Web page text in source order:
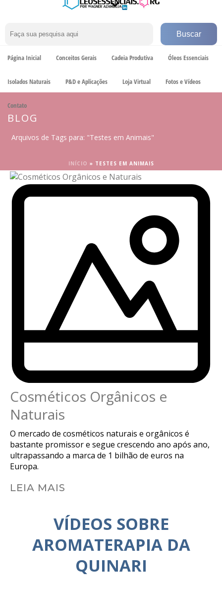
Página Inicial Conceitos Gerais Cadeia Produtiva Óleos Essenciais
Isolados Naturais P&D e Aplicações Loja Virtual Fotos e Vídeos
Contato
BLOG
Arquivos de Tags para: "Testes em Animais"
INÍCIO » TESTES EM ANIMAIS
Cosméticos Orgânicos e
Naturais
O mercado de cosméticos naturais e orgânicos é
bastante promissor e segue crescendo ano após ano,
ultrapassando a marca de 1 bilhão de euros na
Europa.
LEIA MAIS
VÍDEOS SOBRE
AROMATERAPIA DA
QUINARI